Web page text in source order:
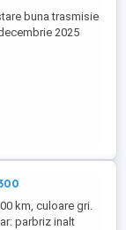
buna trasmisie
2025
Nu raspund
plus sau minus
km, culoare gri.
parbriz inalt